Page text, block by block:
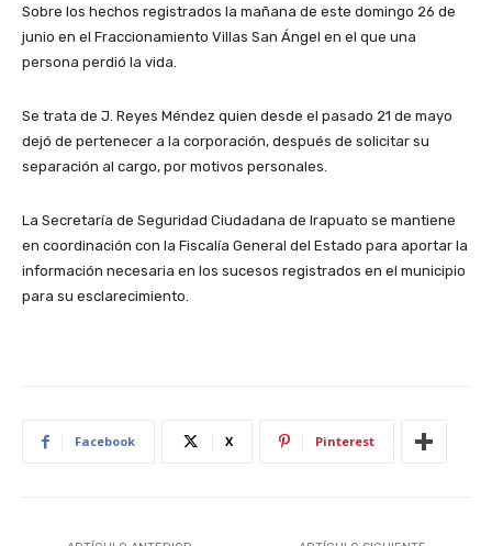
Sobre los hechos registrados la mañana de este domingo 26 de
junio en el Fraccionamiento Villas San Ángel en el que una
persona perdió la vida.
Se trata de J. Reyes Méndez quien desde el pasado 21 de mayo
dejó de pertenecer a la corporación, después de solicitar su
separación al cargo, por motivos personales.
La Secretaría de Seguridad Ciudadana de Irapuato se mantiene
en coordinación con la Fiscalía General del Estado para aportar la
información necesaria en los sucesos registrados en el municipio
para su esclarecimiento.
Facebook X Pinterest